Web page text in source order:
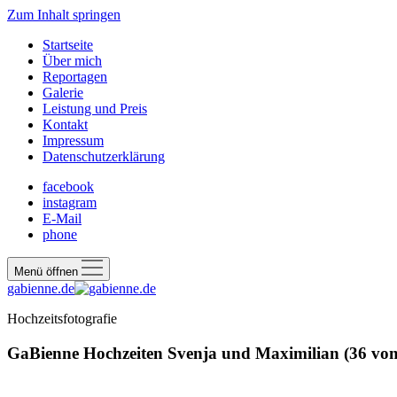
Zum Inhalt springen
Startseite
Über mich
Reportagen
Galerie
Leistung und Preis
Kontakt
Impressum
Datenschutzerklärung
facebook
instagram
E-Mail
phone
Menü öffnen
gabienne.de
Hochzeitsfotografie
GaBienne Hochzeiten Svenja und Maximilian (36